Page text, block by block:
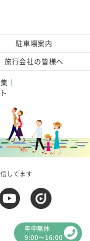
駐車場案内
旅行会社の皆様へ
してます
年中無休
9:00～16:00